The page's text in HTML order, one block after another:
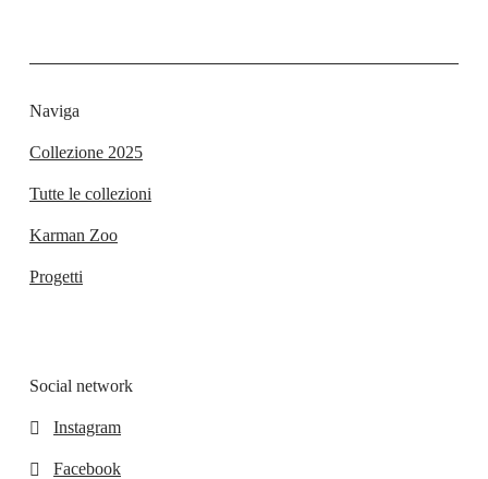
Naviga
Collezione 2025
Tutte le collezioni
Karman Zoo
Progetti
Social network
Instagram
Facebook